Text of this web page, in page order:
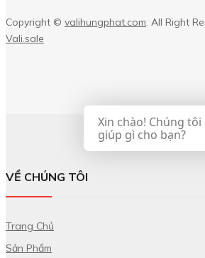
Copyright © valihungphat.com. All Right
Vali.sale
VỀ CHÚNG TÔI
Trang Chủ
Sản Phẩm
Xin chào! Chúng
giúp gì cho bạn?